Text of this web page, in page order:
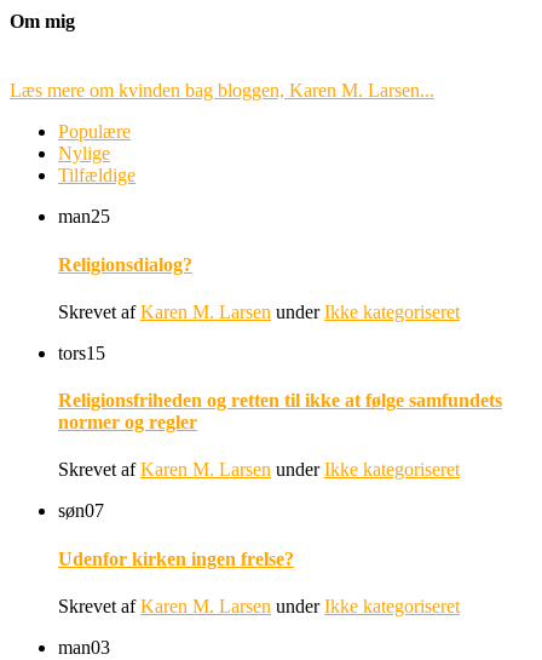
Om mig
Læs mere om kvinden bag bloggen, Karen M. Larsen...
Populære
Nylige
Tilfældige
man25
Religionsdialog?
Skrevet afKaren M. Larsen underIkke kategoriseret
tors15
Religionsfriheden og retten til ikke at følge samfundets
normer og regler
Skrevet afKaren M. Larsen underIkke kategoriseret
søn07
Udenfor kirken ingen frelse?
Skrevet afKaren M. Larsen underIkke kategoriseret
man03